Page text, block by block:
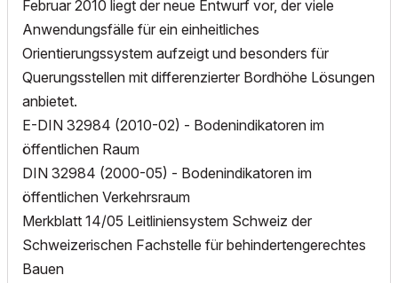
Februar 2010 liegt der neue Entwurf vor, der viele
Anwendungsfälle für ein einheitliches
Orientierungssystem aufzeigt und besonders für
Querungsstellen mit differenzierter Bordhöhe Lösungen
anbietet.
E-DIN 32984 (2010-02) - Bodenindikatoren im
öffentlichen Raum
DIN 32984 (2000-05) - Bodenindikatoren im
öffentlichen Verkehrsraum
Merkblatt 14/05 Leitliniensystem Schweiz der
Schweizerischen Fachstelle für behindertengerechtes
Bauen